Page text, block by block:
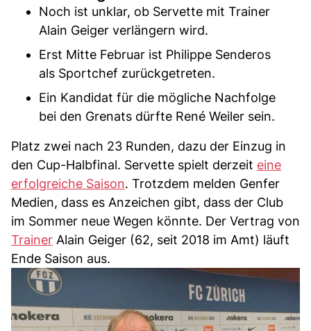
Noch ist unklar, ob Servette mit Trainer
Alain Geiger verlängern wird.
Erst Mitte Februar ist Philippe Senderos
als Sportchef zurückgetreten.
Ein Kandidat für die mögliche Nachfolge
bei den Grenats dürfte René Weiler sein.
Platz zwei nach 23 Runden, dazu der Einzug in
den Cup-Halbfinal. Servette spielt derzeit eine
erfolgreiche Saison. Trotzdem melden Genfer
Medien, dass es Anzeichen gibt, dass der Club
im Sommer neue Wegen könnte. Der Vertrag von
Trainer Alain Geiger (62, seit 2018 im Amt) läuft
Ende Saison aus.